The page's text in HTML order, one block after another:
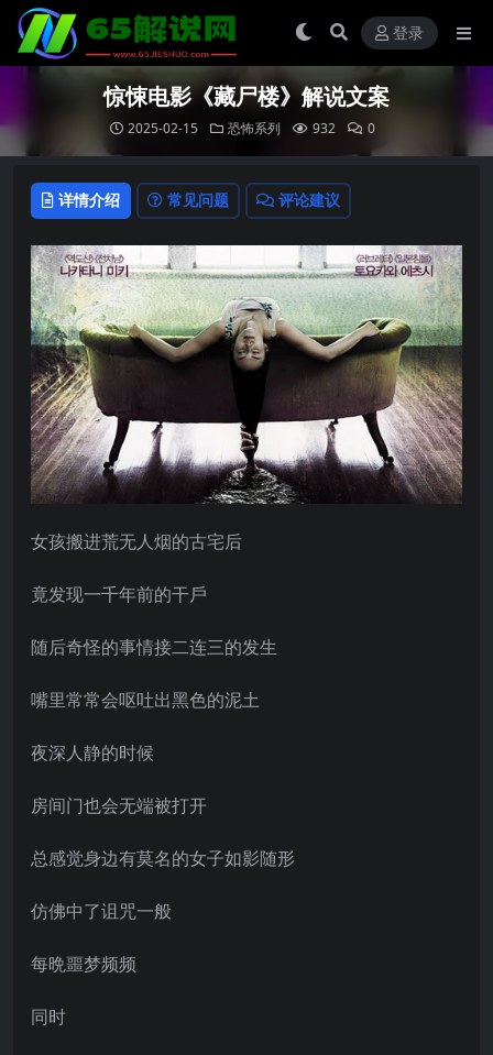
登录
惊悚电影《藏尸楼》解说文案
2025-02-15 恐怖系列 932 0
详情介绍 常见问题 评论建议
女孩搬进荒无人烟的古宅后
竟发现一千年前的干戶
随后奇怪的事情接二连三的发生
嘴里常常会呕吐出黑色的泥土
夜深人静的时候
房间门也会无端被打开
总感觉身边有莫名的女子如影随形
仿佛中了诅咒一般
每晩噩梦频频
同时